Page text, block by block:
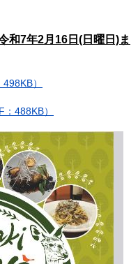
和7年2月16日(日曜日)ま
）
488KB）